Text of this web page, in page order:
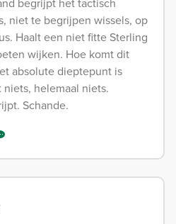
niet te begrijpen wissels, op
Haalt een niet fitte Sterling
wijken. Hoe komt dit
absolute dieptepunt is
helemaal niets.
Schande.